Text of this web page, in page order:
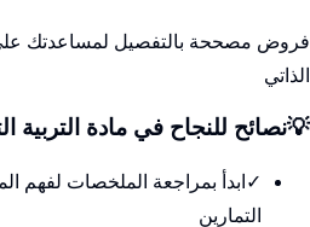
فروض مصححة بالتفصيل لمساعدتك على
الذاتي
💡نصائح للنجاح في مادة التربية
✓ ابدأ بمراجعة الملخصات لفهم
التمارين